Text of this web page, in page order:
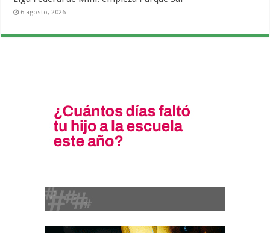
6 agosto, 2026